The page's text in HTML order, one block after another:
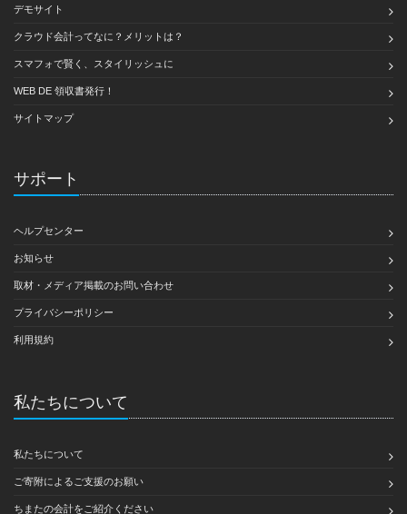
デモサイト
クラウド会計ってなに？メリットは？
スマフォで賢く、スタイリッシュに
WEB DE 領収書発行！
サイトマップ
サポート
ヘルプセンター
お知らせ
取材・メディア掲載のお問い合わせ
プライバシーポリシー
利用規約
私たちについて
私たちについて
ご寄附によるご支援のお願い
ちまたの会計をご紹介ください